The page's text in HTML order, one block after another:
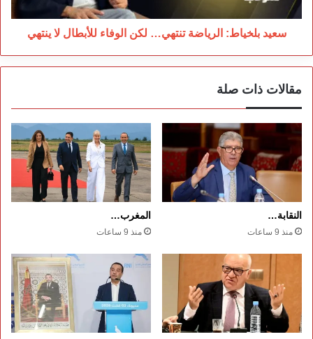
ينتهي
سعيد بلخياط: الرياضة تنتهي… لكن الوفاء للأبطال لا ينتهي
مقالات ذات صلة
النقابة…
منذ 9 ساعات
المغرب…
منذ 9 ساعات